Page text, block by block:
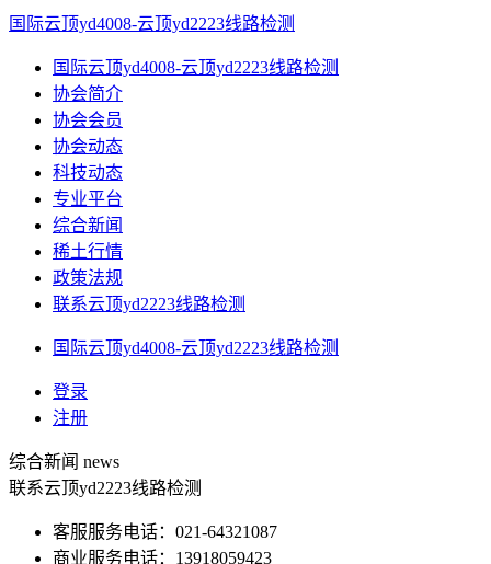
国际云顶yd4008-云顶yd2223线路检测
国际云顶yd4008-云顶yd2223线路检测
协会简介
协会会员
协会动态
科技动态
专业平台
综合新闻
稀土行情
政策法规
联系云顶yd2223线路检测
国际云顶yd4008-云顶yd2223线路检测
登录
注册
综合新闻 news
联系云顶yd2223线路检测
客服服务电话：021-64321087
商业服务电话：13918059423